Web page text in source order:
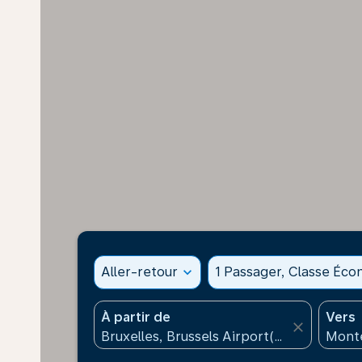
Aller-retour expand_more 1 Passager, Classe
À partir de
close
Vers